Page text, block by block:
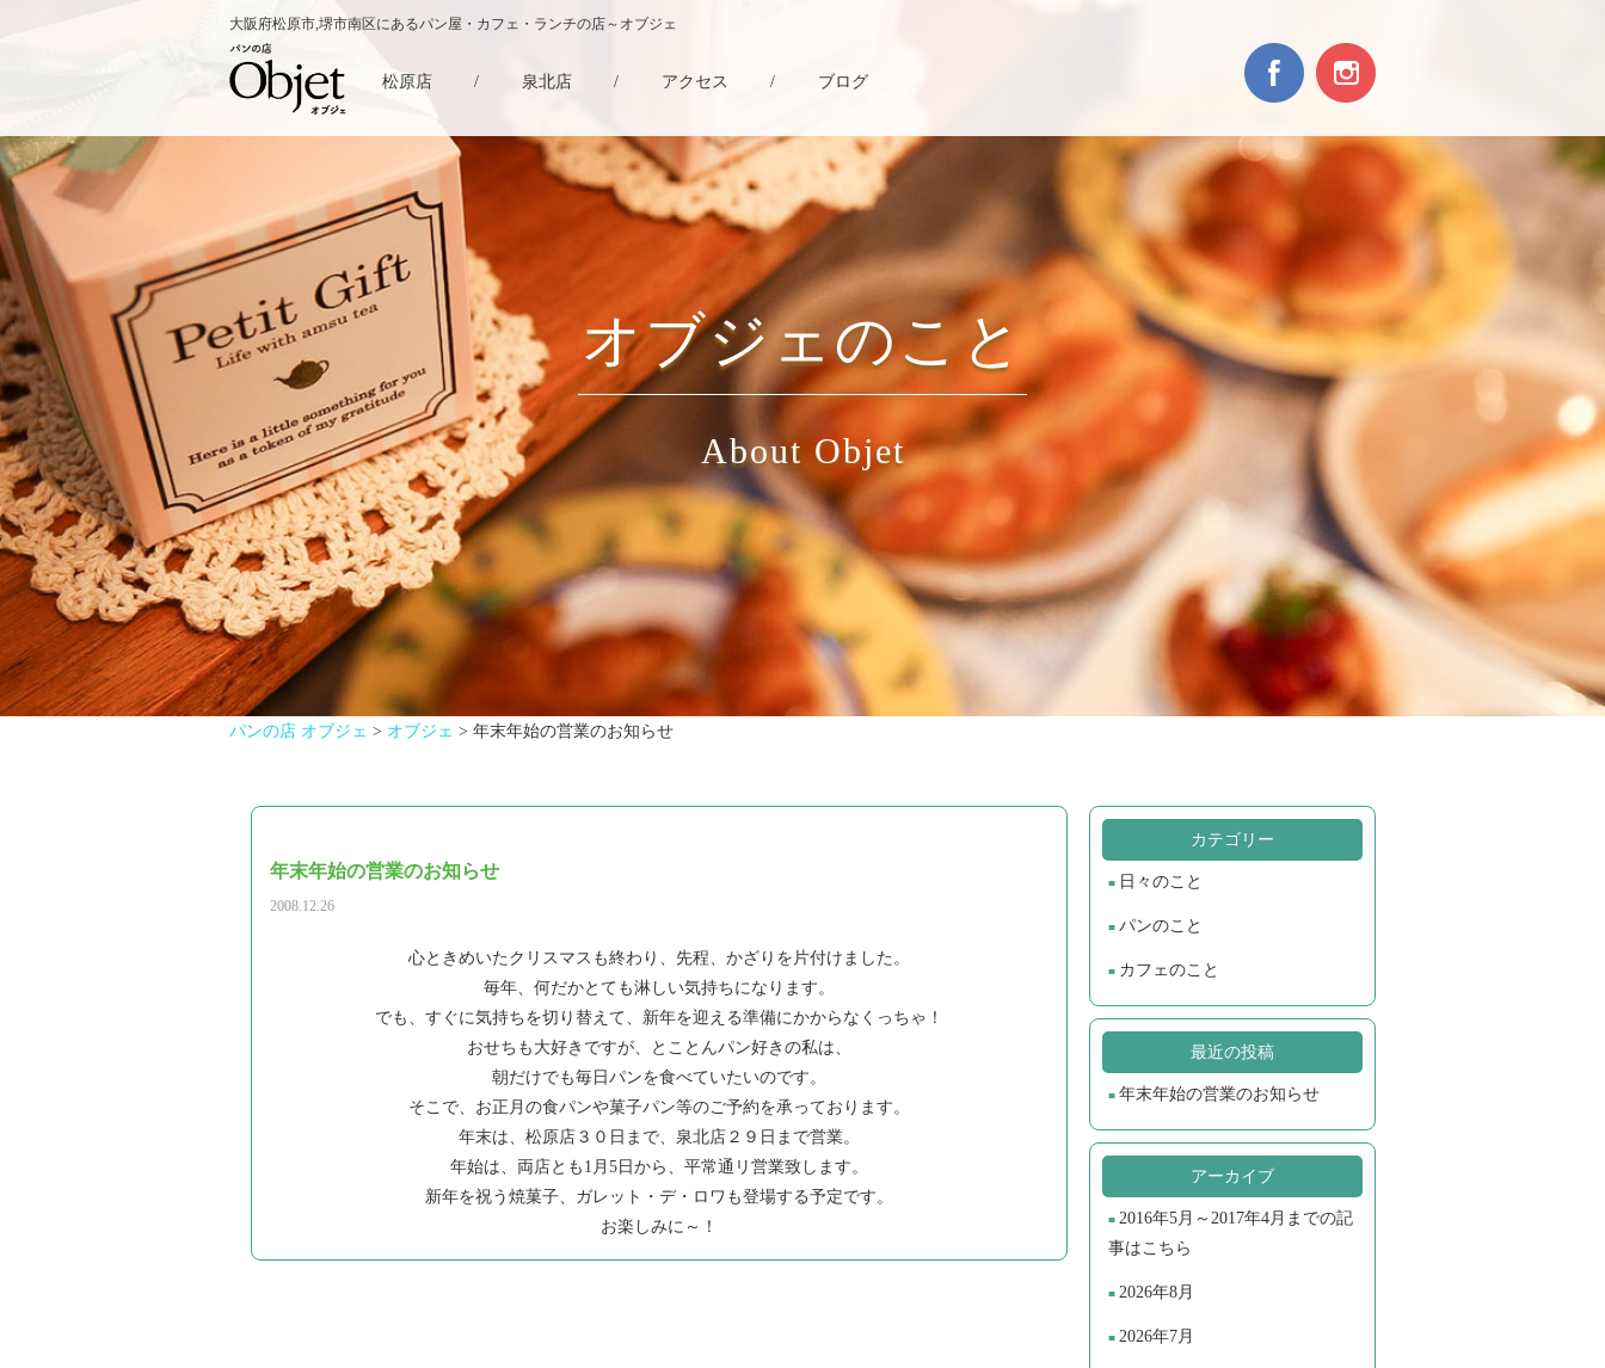
大阪府松原市,堺市南区にあるパン屋・カフェ・ランチの店～オブジェ
松原店 / 泉北店 / アクセス / ブログ
オブジェのこと
About Objet
パンの店 オブジェ > オブジェ > 年末年始の営業のお知らせ
年末年始の営業のお知らせ
2008.12.26
心ときめいたクリスマスも終わり、先程、かざりを片付けました。
毎年、何だかとても淋しい気持ちになります。
でも、すぐに気持ちを切り替えて、新年を迎える準備にかからなくっちゃ！
おせちも大好きですが、とことんパン好きの私は、
朝だけでも毎日パンを食べていたいのです。
そこで、お正月の食パンや菓子パン等のご予約を承っております。
年末は、松原店３０日まで、泉北店２９日まで営業。
年始は、両店とも1月5日から、平常通リ営業致します。
新年を祝う焼菓子、ガレット・デ・ロワも登場する予定です。
お楽しみに～！
カテゴリー
日々のこと
パンのこと
カフェのこと
最近の投稿
年末年始の営業のお知らせ
アーカイブ
2016年5月～2017年4月までの記
事はこちら
2026年8月
2026年7月